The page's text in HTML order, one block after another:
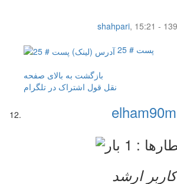
shahpari,
پست # 25
بازگشت به بالای صفحه
نقل قول اشتراک در تلگرام
elham90m
کاربر ارشد